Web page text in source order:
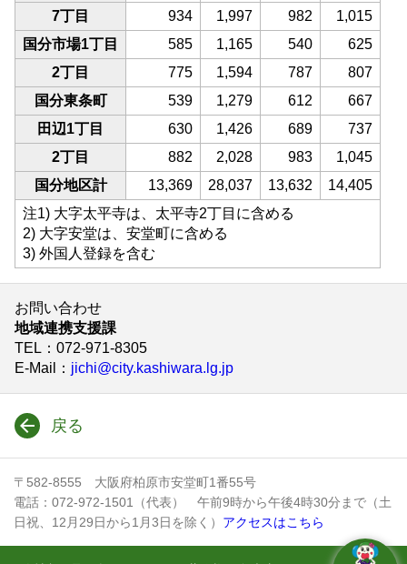
7丁目
934 1,997 982
1,015
国分市場1丁目
585 1,165 540
625
2丁目
775 1,594 787
807
国分東条町
539 1,279 612
667
田辺1丁目
630 1,426 689
737
2丁目
882 2,028 983
1,045
国分地区計
13,369 28,037 13,632
14,405
注1) 大字太平寺は、太平寺2丁目に含める
2) 大字安堂は、安堂町に含める
3) 外国人登録を含む
お問い合わせ
地域連携支援課
TEL ：072-971-8305
E-Mail
： jichi@city.kashiwara.lg.jp
戻る
〒582-8555 大阪府柏原市安堂町1番55号
電話：072-972-1501（代表） 午前9時から午後4時30分まで（土
日祝、12月29日から1月3日を除く） アクセスはこちら